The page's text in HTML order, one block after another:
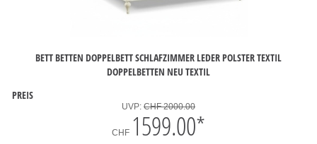
BETT BETTEN DOPPELBETT SCHLAFZIMMER LEDER POLSTER TEXTIL
DOPPELBETTEN NEU TEXTIL
PREIS
UVP: CHF 2000.00
CHF 1599.00*